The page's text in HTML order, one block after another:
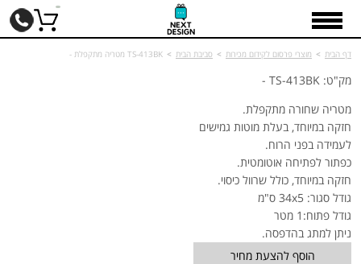
דף הבית > מוצרי פרסום לקידום מכירות > סביבת הבית > TS-413BK מטריה מתקפלת -
מק"ט: TS-413BK -
מטריה שחורה מתקפלת.
חזקה במיוחד, בעלת מוטות גמישים
לעמידה בפני הרוח.
כפתור לפתיחה אוטומטית.
חזקה במיוחד, כולל שרוול כיסוי.
גודל סגור: 34x5 ס"מ
גודל פתוח:1 מטר
ניתן למתג בהדפסה.
הוסף להצעת מחיר